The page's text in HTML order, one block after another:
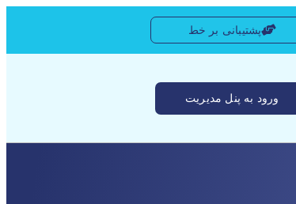
پشتیبانی بر خط
ورود به پنل مدیریت